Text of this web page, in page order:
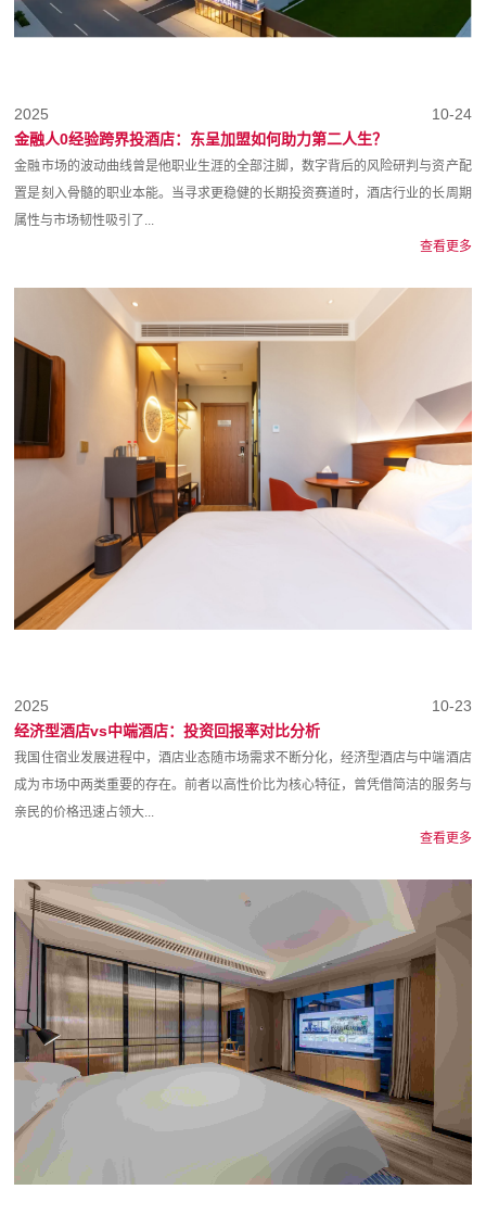
10-24
2025
金融人0经验跨界投酒店：东呈加盟如何助力第二人生？
金融市场的波动曲线曾是他职业生涯的全部注脚，数字背后的风险研判与资产配
置是刻入骨髓的职业本能。当寻求更稳健的长期投资赛道时，酒店行业的长周期
属性与市场韧性吸引了...
查看更多
10-23
2025
经济型酒店vs中端酒店：投资回报率对比分析
我国住宿业发展进程中，酒店业态随市场需求不断分化，经济型酒店与中端酒店
成为市场中两类重要的存在。前者以高性价比为核心特征，曾凭借简洁的服务与
亲民的价格迅速占领大...
查看更多